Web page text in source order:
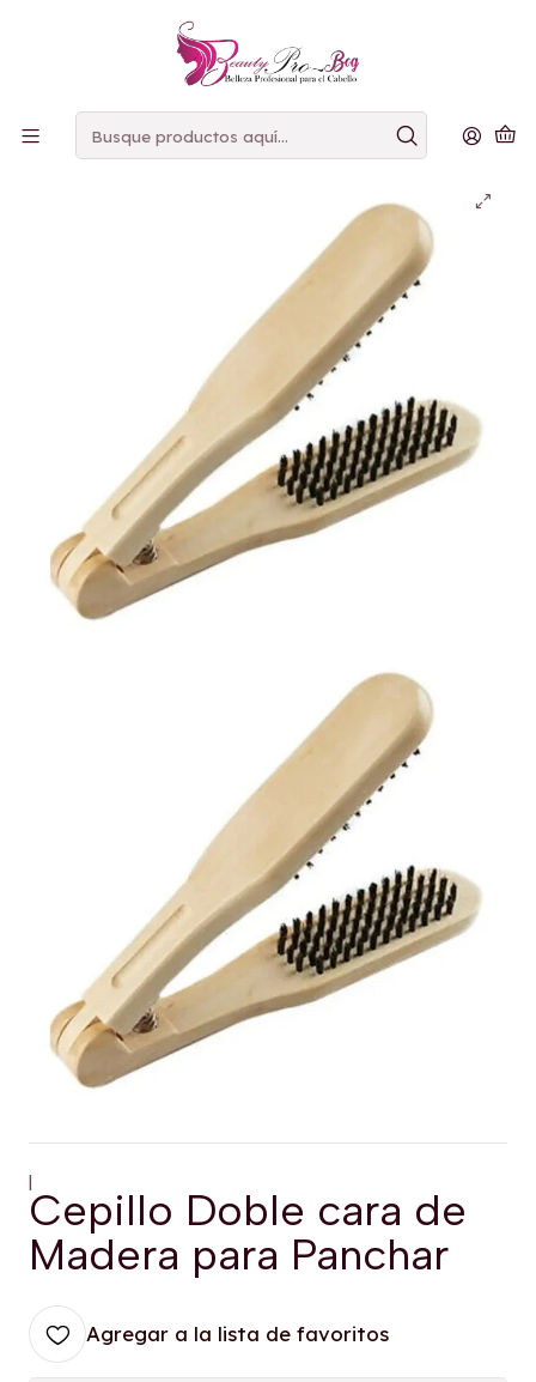
PAGOS
Inicio Cepillo
|
Cepillo Doble cara de
Madera para Panchar
Agregar a la lista de favoritos